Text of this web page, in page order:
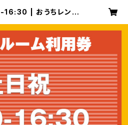
16:30 | おうちレンタ